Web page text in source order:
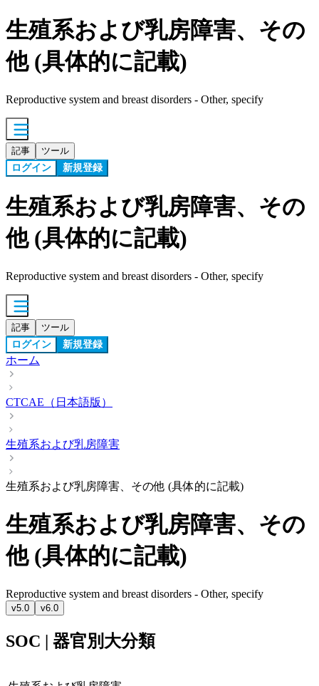
生殖系および乳房障害、その
他 (具体的に記載)
Reproductive system and breast disorders - Other, specify
記事 ツール
ログイン 新規登録
生殖系および乳房障害、その
他 (具体的に記載)
Reproductive system and breast disorders - Other, specify
記事 ツール
ログイン 新規登録
ホーム
CTCAE（日本語版）
生殖系および乳房障害
生殖系および乳房障害、その他 (具体的に記載)
生殖系および乳房障害、その
他 (具体的に記載)
Reproductive system and breast disorders - Other, specify
v5.0 v6.0
SOC | 器官別大分類